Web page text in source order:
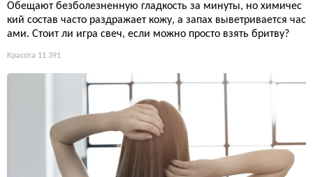
Обещают безболезненную гладкость за минуты, но химичес
кий состав часто раздражает кожу, а запах выветривается час
ами. Стоит ли игра свеч, если можно просто взять бритву?
Красота 11 391